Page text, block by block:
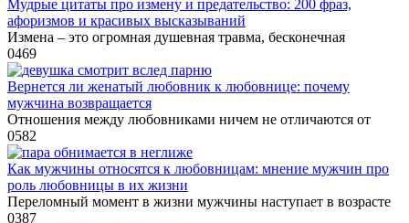
Мудрые цитаты про измену и предательство: 200 фраз,
афоризмов и красивых высказываний
Измена – это огромная душевная травма, бесконечная
0469
Вернется ли женатый любовник к любовнице: почему
мужчина возвращается
Отношения между любовниками ничем не отличаются от
0582
Как мужчины относятся к любовницам: мнение мужчин про
роль любовницы в их жизни
Переломный момент в жизни мужчины наступает в возрасте
0387